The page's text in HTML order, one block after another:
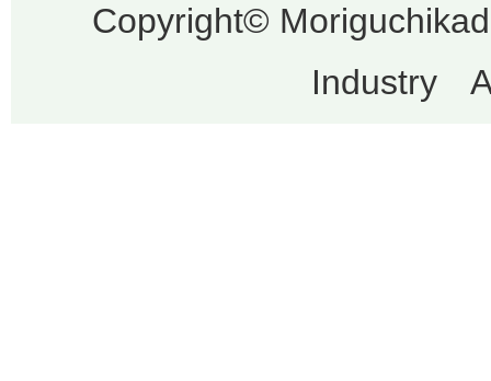
Copyright©
Industry